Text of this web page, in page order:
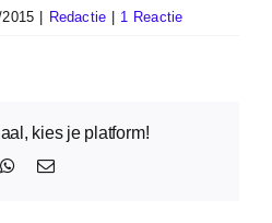
Redactie 1 Reactie
kies je platform!
WhatsApp
E-